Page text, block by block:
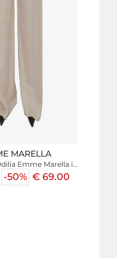
MARELLA
Emme Marella in
beige
-50% € 69.00